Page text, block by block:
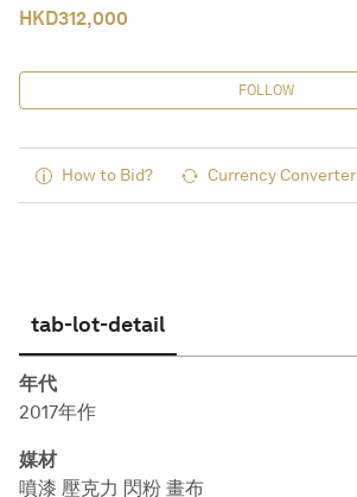
HKD312,000
FOLLOW
How to Bid? Currency Converter
tab-lot-detail
年代
2017年作
媒材
噴漆 壓克力 閃粉 畫布